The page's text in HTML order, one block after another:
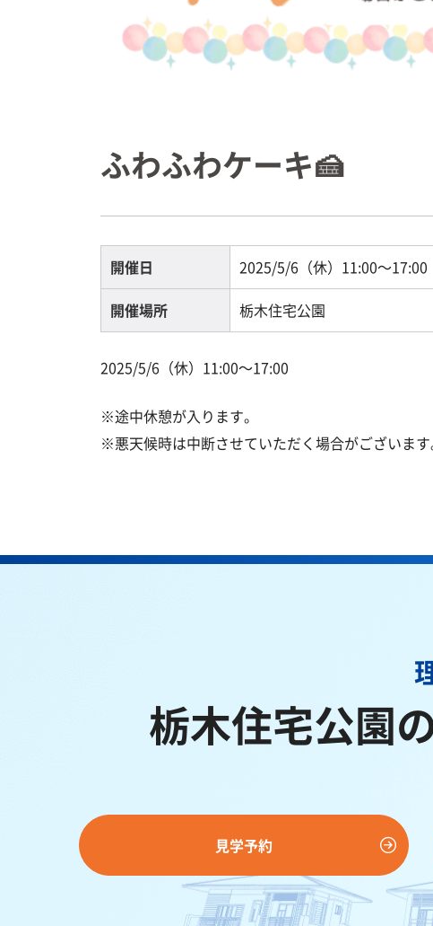
ふわふわケーキ🍰
開催日
2025/5/6（休）11:00～17:00
開催場所
栃木住宅公園
2025/5/6（休）11:00～17:00
※途中休憩が入ります。
※悪天候時は中断させていただく場合がございます
栃木住宅公園
見学予約